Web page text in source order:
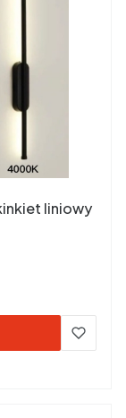
liniowy